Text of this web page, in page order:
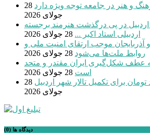
و هنر در جامعه توجه ویژه دارد 28
جولای 2026
اردبیل در پی درگذشت هنرمند برجسته
اردبیلی استاد اکبر ... 28 جولای 2026
و آذربایجان موجب ارتقای امنیت ملی و
روابط ملت‌ها می‌شود 28 جولای 2026
عطف شکل‌گیری ایران مقتدر و متحد
است 28 جولای 2026
28
جولای 2026
دیدگاه ها (0)